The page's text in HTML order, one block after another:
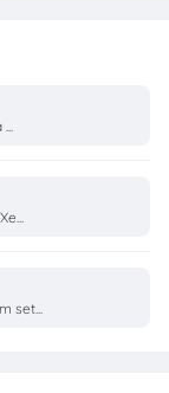
set...